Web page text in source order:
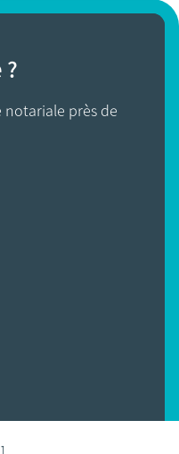
près de